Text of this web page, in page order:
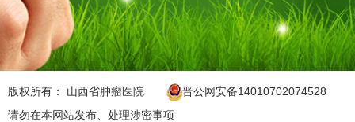
版权所有： 山西省肿瘤医院
晋公网安备14010702074528
请勿在本网站发布、处理涉密事项